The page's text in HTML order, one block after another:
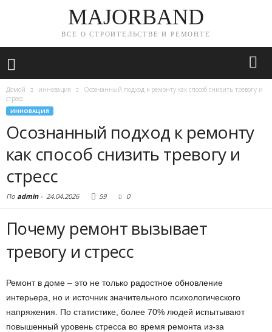
MAJORBAND
ВСЕ О СТРОИТЕЛЬСТВЕ И РЕМОНТЕ
Домой инновация
Осознанный подход к ремонту как способ снизить тревогу и
стресс
ИННОВАЦИЯ
Осознанный подход к ремонту
как способ снизить тревогу и
стресс
По admin- 24.04.2026 59 0
Почему ремонт вызывает
тревогу и стресс
Ремонт в доме – это не только радостное обновление
интерьера, но и источник значительного психологического
напряжения. По статистике, более 70% людей испытывают
повышенный уровень стресса во время ремонта из-за